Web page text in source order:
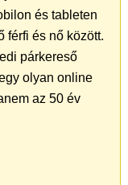
és tableten
férfi és nő között.
párkereső
olyan online
az 50 év